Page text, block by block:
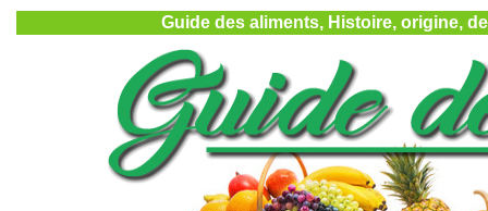
Guide des aliments, Histoire, origine,